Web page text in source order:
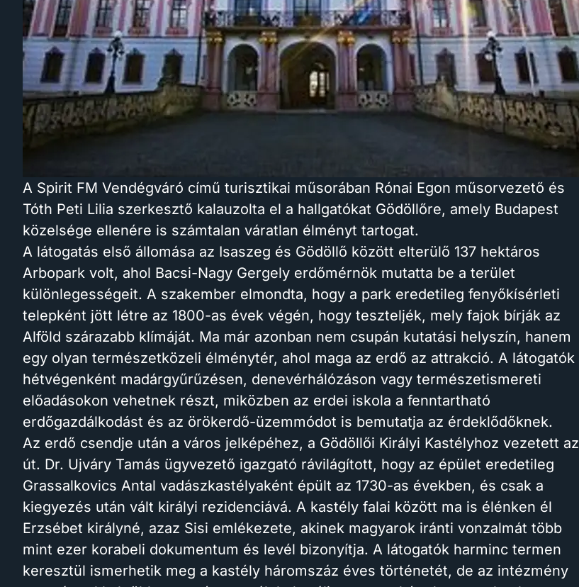
A Spirit FM Vendégváró című turisztikai műsorában Rónai Egon műsorvezető és
Tóth Peti Lilia szerkesztő kalauzolta el a hallgatókat Gödöllőre, amely Budapest
közelsége ellenére is számtalan váratlan élményt tartogat.
A látogatás első állomása az Isaszeg és Gödöllő között elterülő 137 hektáros
Arbopark volt, ahol Bacsi-Nagy Gergely erdőmérnök mutatta be a terület
különlegességeit. A szakember elmondta, hogy a park eredetileg fenyőkísérleti
telepként jött létre az 1800-as évek végén, hogy teszteljék, mely fajok bírják az
Alföld szárazabb klímáját. Ma már azonban nem csupán kutatási helyszín, hanem
egy olyan természetközeli élménytér, ahol maga az erdő az attrakció. A látogatók
hétvégenként madárgyűrűzésen, denevérhálózáson vagy természetismereti
előadásokon vehetnek részt, miközben az erdei iskola a fenntartható
erdőgazdálkodást és az örökerdő-üzemmódot is bemutatja az érdeklődőknek.
Az erdő csendje után a város jelképéhez, a Gödöllői Királyi Kastélyhoz vezetett az
út. Dr. Ujváry Tamás ügyvezető igazgató rávilágított, hogy az épület eredetileg
Grassalkovics Antal vadászkastélyaként épült az 1730-as években, és csak a
kiegyezés után vált királyi rezidenciává. A kastély falai között ma is élénken él
Erzsébet királyné, azaz Sisi emlékezete, akinek magyarok iránti vonzalmát több
mint ezer korabeli dokumentum és levél bizonyítja. A látogatók harminc termen
keresztül ismerhetik meg a kastély háromszáz éves történetét, de az intézmény